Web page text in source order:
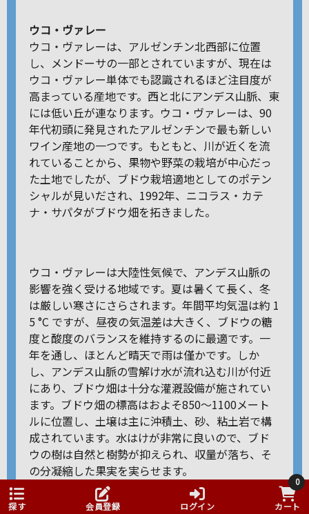
ウコ・ヴァレー
ウコ・ヴァレーは、アルゼンチン北西部に位置
し、メンドーサの一部とされていますが、現在は
ウコ・ヴァレー単体でも認識されるほど注目度が
高まっている産地です。西と北にアンデス山脈、東
には低い丘が連なります。ウコ・ヴァレーは、90
年代初頭に発見されたアルゼンチンで最も新しい
ワイン産地の一つです。もともと、川が近くを流
れていることから、果物や野菜の栽培が中心だっ
た土地でしたが、ブドウ栽培適地としてのポテン
シャルが見いだされ、1992年、ニコラス・カテ
ナ・サパタがブドウ畑を拓きました。
ウコ・ヴァレーは大陸性気候で、アンデス山脈の
影響を強く受ける地域です。夏は暑くて長く、冬
は厳しい寒さにさらされます。年間平均気温は約 1
5 °C ですが、昼夜の気温差は大きく、ブドウの糖
度と酸度のバランスを維持するのに最適です。一
年を通し、ほとんど晴天で雨は僅かです。しか
し、アンデス山脈の雪解け水が流れ込む川が付近
にあり、ブドウ畑は十分な灌漑設備が施されてい
ます。ブドウ畑の標高はおよそ850～1100メート
ルに位置し、土壌は主に沖積土、砂、粘土岩で構
成されています。水はけが非常に良いので、ブド
ウの樹は自然と樹勢が抑えられ、収量が落ち、そ
の分凝縮した果実を実らせます。
現在では、ウコ・ヴァレーは世界最高のテロワー
探す 会員登録 ログイン
0
カート